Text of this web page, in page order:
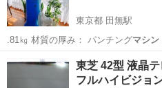
東京都 田無駅
.81㎏ 材質の厚み： パンチングマシン
西東京市 田無駅 武道
パンチングマシーン
東芝 42型 液晶
フルハイビジョ